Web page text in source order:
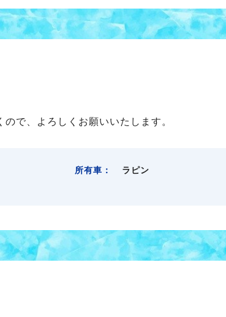
で、よろしくお願いいたします。
所有車： ラピン